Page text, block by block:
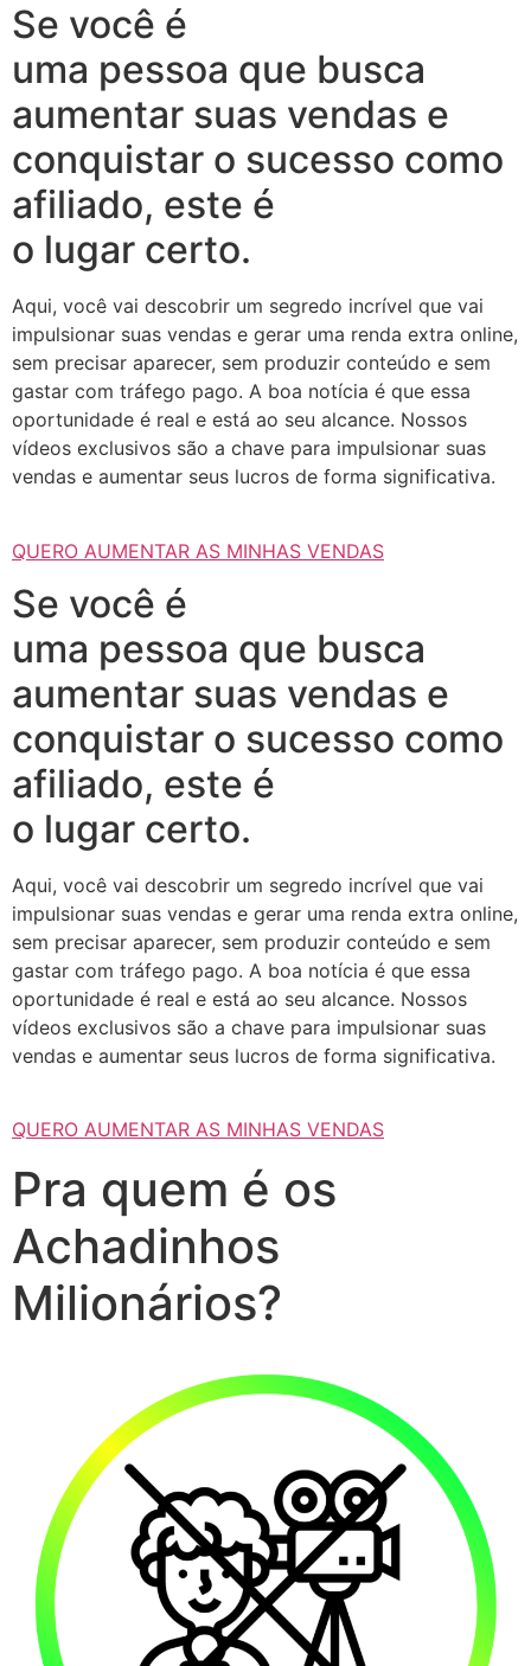
Se você é
uma pessoa que busca
aumentar suas vendas e
conquistar o sucesso como
afiliado, este é
o lugar certo.
Aqui, você vai descobrir um segredo incrível que vai
impulsionar suas vendas e gerar uma renda extra online,
sem precisar aparecer, sem produzir conteúdo e sem
gastar com tráfego pago. A boa notícia é que essa
oportunidade é real e está ao seu alcance. Nossos
vídeos exclusivos são a chave para impulsionar suas
vendas e aumentar seus lucros de forma significativa.
QUERO AUMENTAR AS MINHAS VENDAS
Se você é
uma pessoa que busca
aumentar suas vendas e
conquistar o sucesso como
afiliado, este é
o lugar certo.
Aqui, você vai descobrir um segredo incrível que vai
impulsionar suas vendas e gerar uma renda extra online,
sem precisar aparecer, sem produzir conteúdo e sem
gastar com tráfego pago. A boa notícia é que essa
oportunidade é real e está ao seu alcance. Nossos
vídeos exclusivos são a chave para impulsionar suas
vendas e aumentar seus lucros de forma significativa.
QUERO AUMENTAR AS MINHAS VENDAS
Pra quem é os
Achadinhos
Milionários?